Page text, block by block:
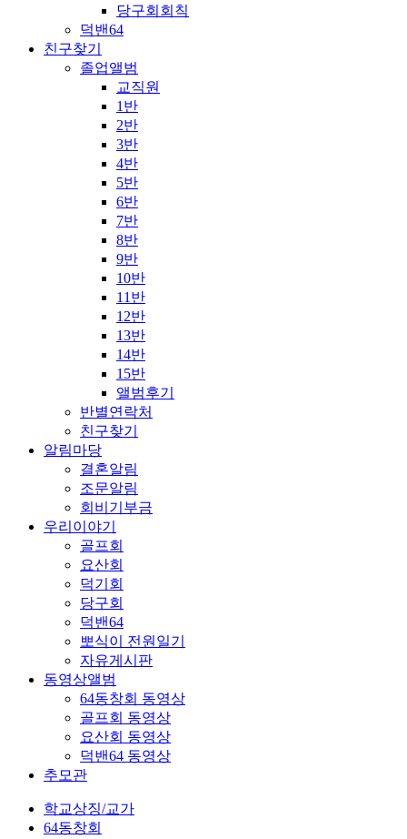
당구회회칙
덕밴64
친구찾기
졸업앨범
교직원
1반
2반
3반
4반
5반
6반
7반
8반
9반
10반
11반
12반
13반
14반
15반
앨범후기
반별연락처
친구찾기
알림마당
결혼알림
조문알림
회비기부금
우리이야기
골프회
요산회
덕기회
당구회
덕밴64
뽀식이 전원일기
자유게시판
동영상앨범
64동창회 동영상
골프회 동영상
요산회 동영상
덕밴64 동영상
추모관
학교상징/교가
64동창회